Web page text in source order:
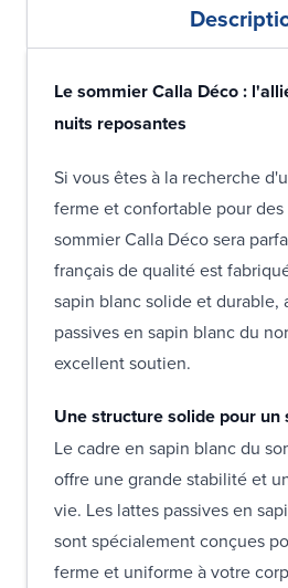
Le sommier Calla Déco :
nuits reposantes
Si vous êtes à la recherche
ferme et confortable pour
sommier Calla Déco sera
français de qualité est
sapin blanc solide et durable,
passives en sapin blanc du
excellent soutien.
Une structure solide pour
Le cadre en sapin blanc du
offre une grande stabilité et
vie. Les lattes passives en
sont spécialement conçues
ferme et uniforme à votre